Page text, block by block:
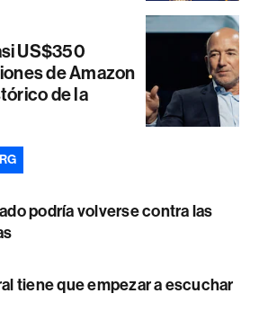
US$350
de Amazon
de la
podría volverse contra las
tiene que empezar a escuchar